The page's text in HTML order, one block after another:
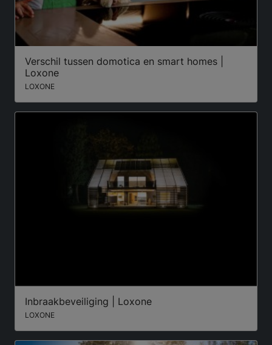
Verschil tussen domotica en smart homes |
Loxone
LOXONE
Inbraakbeveiliging | Loxone
LOXONE